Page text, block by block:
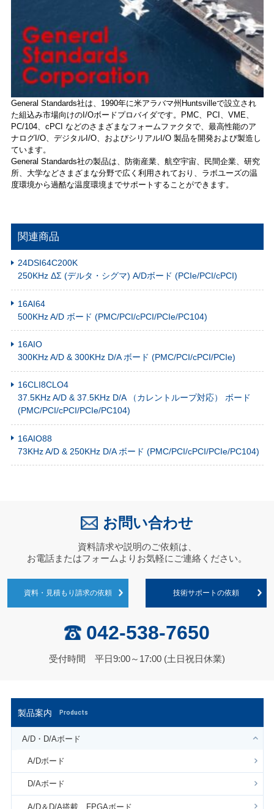
製品案内 Products
A/D・D/Aボード
A/Dボード
D/Aボード
A/D＆D/A搭載 FPGAボード
General Standards社は、1990年に米アラバマ州Huntsvilleで設立され
た組込み市場向けのI/Oボードプロバイダです。PMC、PCI、VME、
PC/104、cPCI などのさまざまなフォームファクタで、最高性能のア
ナログI/O、デジタルI/O、およびシリアルI/O 製品を開発および製造し
ています。
General Standards社の製品は、防衛産業、航空宇宙、民間企業、研究
所、大学などさまざまな分野で広く利用されており、ラボユーズの温
度環境から過酷な温度環境までサポートすることができます。
関連商品
24DSI64C200K
250KHz ΔΣ (デルタ・シグマ) A/Dボード (PCIe/PCI/cPCI)
16AI64
500KHz A/D ボード (PMC/PCI/cPCI/PCIe/PC104)
16AIO
300KHz A/D & 300KHz D/A ボード (PMC/PCI/cPCI/PCIe)
16CLI8CLO4
37.5KHz A/D & 37.5KHz D/A （カレントループ対応） ボード
(PMC/PCI/cPCI/PCIe/PC104)
16AIO88
73KHz A/D & 250KHz D/A ボード (PMC/PCI/cPCI/PCIe/PC104)
お問い合わせ
資料請求や説明のご依頼は、
お電話またはフォームよりお気軽にご連絡ください。
資料・見積もり請求の依頼 技術サポートの依頼
042-538-7650
受付時間 平日9:00～17:00 (土日祝日休業)